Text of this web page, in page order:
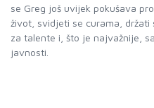
se Greg još uvijek pokušava
život, svidjeti se curama, držati
za talente i, što je najvažnije,
javnosti.